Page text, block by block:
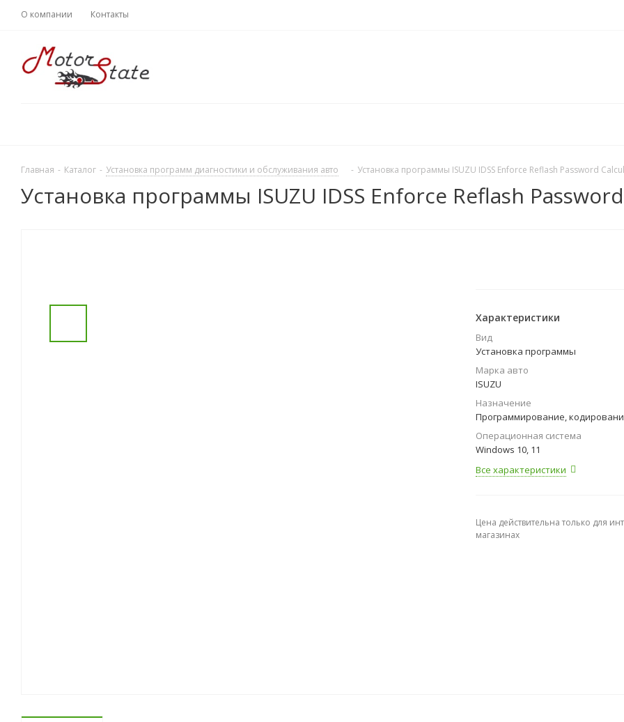
О компании Контакты
Главная - Каталог - Установка программ диагностики и обслуживания авто - Установка программы ISUZU IDSS Enforce Reflash Password
Установка программы ISUZU IDSS Enforce Reflash
Характеристики
Вид
Установка программы
Марка авто
ISUZU
Назначение
Программирование,
Операционная система
Windows 10, 11
Все характеристики
Цена действительна только для
магазинах